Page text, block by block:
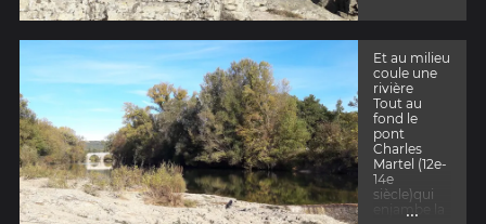
Et au milieu
coule une
rivière
Tout au
fond le
pont
Charles
Martel (12e-
14e
siècle)qui
...